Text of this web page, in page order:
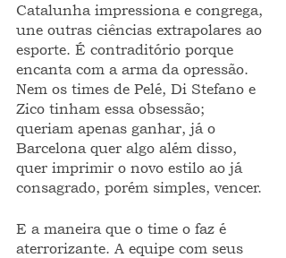
Catalunha impressiona e congrega,
une outras ciências extrapolares ao
esporte. É contraditório porque
encanta com a arma da opressão.
Nem os times de Pelé, Di Stefano e
Zico tinham essa obsessão;
queriam apenas ganhar, já o
Barcelona quer algo além disso,
quer imprimir o novo estilo ao já
consagrado, porém simples, vencer.
E a maneira que o time o faz é
aterrorizante. A equipe com seus